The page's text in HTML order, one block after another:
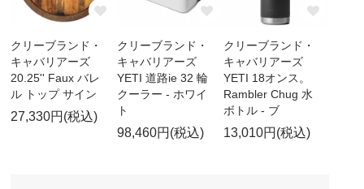
クリーブランド・
キャバリアーズ
20.25'' Faux バレ
ル トップ サイン
27,330円(税込)
クリーブランド・
キャバリアーズ
YETI 道路ie 32 輪
クーラー - ホワイ
ト
98,460円(税込)
クリーブランド・
キャバリアーズ
YETI 18オンス。
Rambler Chug 水
ボトル - ブ
13,010円(税込)